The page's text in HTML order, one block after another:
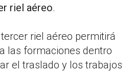
riel aéreo.
riel aéreo permitirá
las formaciones dentro
el traslado y los trabajos